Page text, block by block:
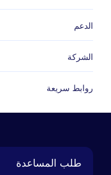
الدعم
الشركة
روابط سريعة
طلب المساعدة